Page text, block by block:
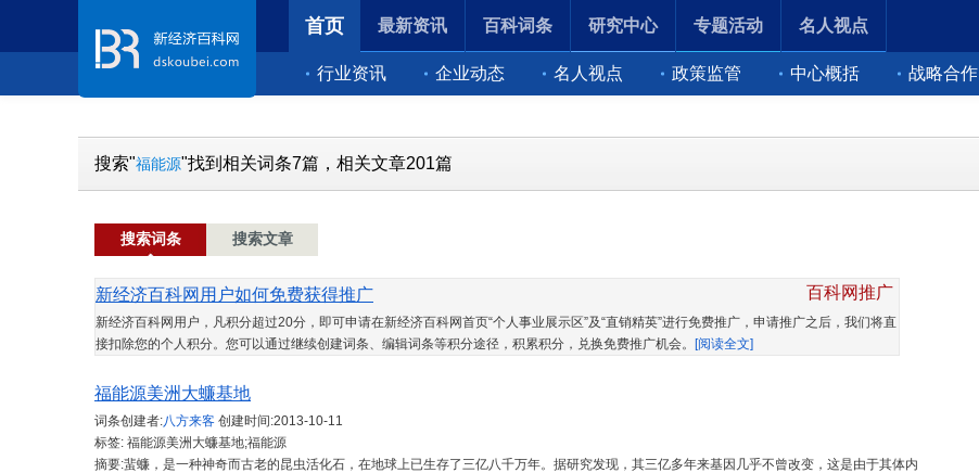
首页
行业资讯 企业动态 名人视点 政策监管 中心概括 战略合作
最新资讯 百科词条 研究中心 专题活动 名人视点
搜索"福能源"找到相关词条7篇，相关文章201篇
搜索词条 搜索文章
百科网推广
新经济百科网用户如何免费获得推广
新经济百科网用户，凡积分超过20分，即可申请在新经济百科网首页“个人事业展示区”及“直销精英”进行免费推广，申请推广之后，我们将直
接扣除您的个人积分。您可以通过继续创建词条、编辑词条等积分途径，积累积分，兑换免费推广机会。
[阅读全文]
福能源美洲大蠊基地
词条创建者:八方来客 创建时间:2013-10-11
标签: 福能源美洲大蠊基地;福能源
摘要:蜚蠊，是一种神奇而古老的昆虫活化石，在地球上已生存了三亿八千万年。据研究发现，其三亿多年来基因几乎不曾改变，这是由于其体内